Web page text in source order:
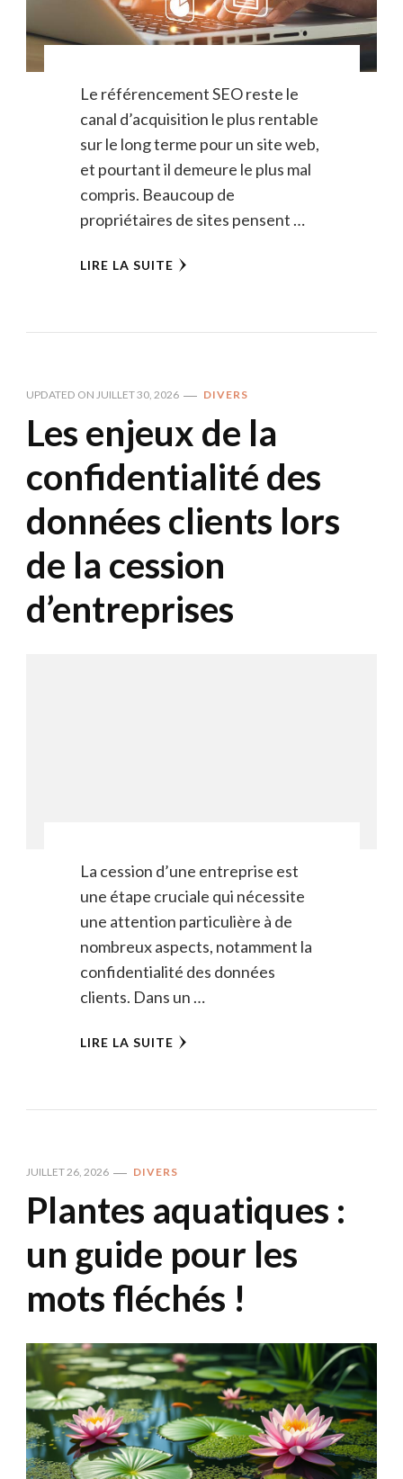
Le référencement SEO reste le
canal d’acquisition le plus rentable
sur le long terme pour un site web,
et pourtant il demeure le plus mal
compris. Beaucoup de
propriétaires de sites pensent …
LIRE LA SUITE
UPDATED ON JUILLET 30, 2026 DIVERS
Les enjeux de la
confidentialité des
données clients lors
de la cession
d’entreprises
La cession d’une entreprise est
une étape cruciale qui nécessite
une attention particulière à de
nombreux aspects, notamment la
confidentialité des données
clients. Dans un …
LIRE LA SUITE
JUILLET 26, 2026 DIVERS
Plantes aquatiques :
un guide pour les
mots fléchés !